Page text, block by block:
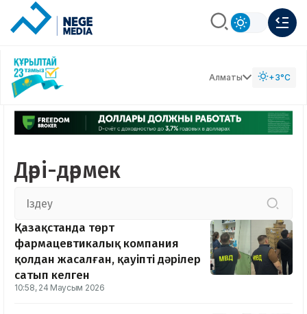
Алматы +3°C
Дәрі-дәрмек
Қазақстанда төрт
фармацевтикалық компания
қолдан жасалған, қауіпті дәрілер
сатып келген
10:58, 24 Маусым 2026